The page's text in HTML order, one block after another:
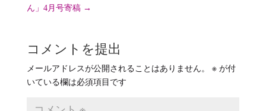
ん」4月号寄稿→
コメントを提出
メールアドレスが公開されることはありません。 ※が付
いている欄は必須項目です